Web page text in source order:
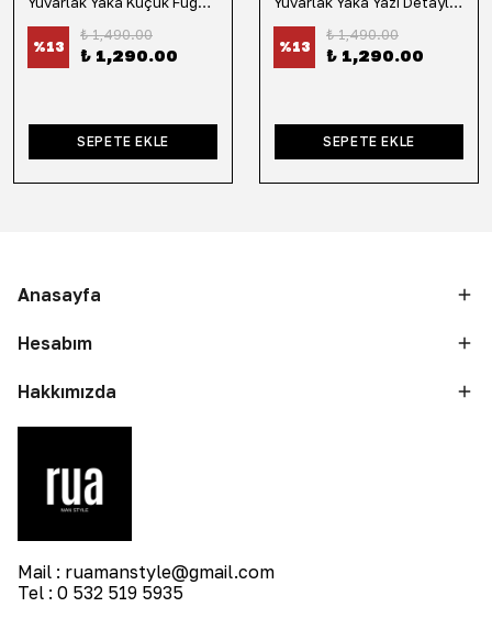
%13
₺ 1,490.00
₺ 1,290.00
SEPETE EKLE
%13
₺ 1,490.00
₺ 1,290.00
SEPETE EKLE
Anasayfa
Hesabım
Hakkımızda
Mail : ruamanstyle@gmail.com
Tel : 0 532 519 5935